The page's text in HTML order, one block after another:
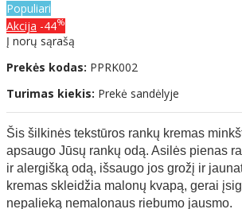
Populiari
Akcija -44%
Į norų sąrašą
Prekės kodas: PPRK002
Turimas kiekis: Prekė sandėlyje
Šis šilkinės tekstūros rankų kremas
apsaugo Jūsų rankų odą. Asilės pienas
ir alergišką odą, išsaugo jos grožį ir
kremas skleidžia malonų kvapą, gerai
nepalieką nemalonaus riebumo jausmo.